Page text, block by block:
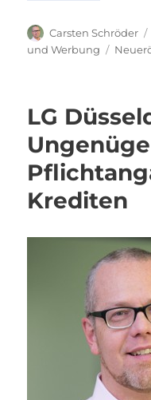
Autor
Carsten Schröder
und Werbung
LG
Krediten